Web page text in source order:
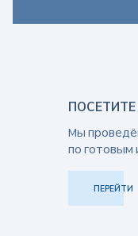
Мы
по готовым
ПЕРЕЙТИ